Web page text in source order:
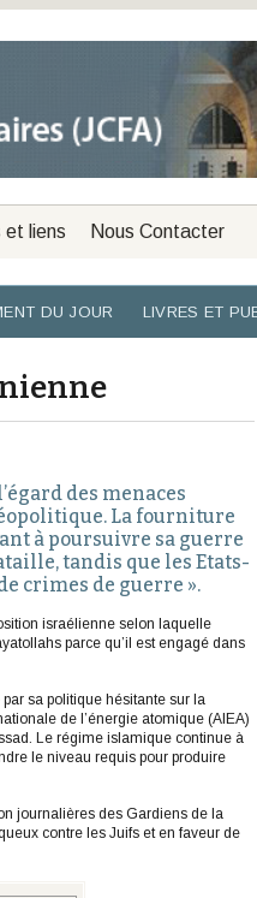
et liens Nous Contacter
DU JOUR LIVRES ET
des menaces
La fourniture
à poursuivre sa guerre
tandis que les Etats-
crimes de guerre ».
israélienne selon laquelle
parce qu’il est engagé dans
sa politique hésitante sur la
de l’énergie atomique (AIEA)
Le régime islamique continue à
le niveau requis pour produire
journalières des Gardiens de la
contre les Juifs et en faveur de